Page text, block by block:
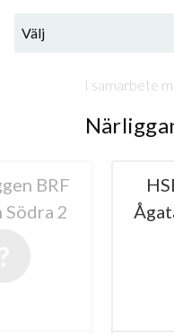
Välj
I samarbete
BRF
2